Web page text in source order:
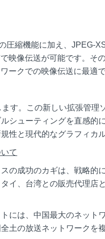
圧縮機能に加え、JPEG-
映像伝送が可能です。そ
ークでの映像伝送に最適で
す。この新しい拡張管
シューティングを直感的
性と現代的なグラフィカ
て
の成功のカギは、戦略的
イ、台湾との販売代理店
には、中国最大のネット
土の放送ネットワークを